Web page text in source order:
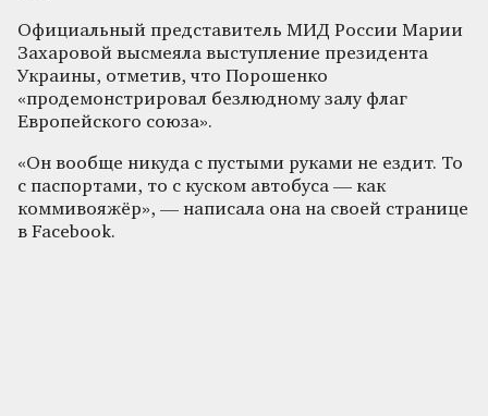
Официальный представитель МИД России Марии
Захаровой высмеяла выступление президента
Украины, отметив, что Порошенко
«продемонстрировал безлюдному залу флаг
Европейского союза».
«Он вообще никуда с пустыми руками не ездит. То
с паспортами, то с куском автобуса — как
коммивояжёр», — написала она на своей странице
в Facebook.